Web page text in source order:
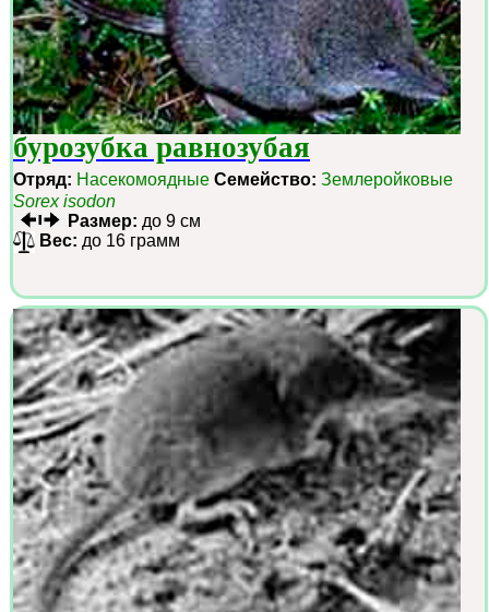
бурозубка равнозубая
Отряд: Насекомоядные Семейство: Землеройковые
Sorex isodon
Размер: до 9 см
Вес: до 16 грамм